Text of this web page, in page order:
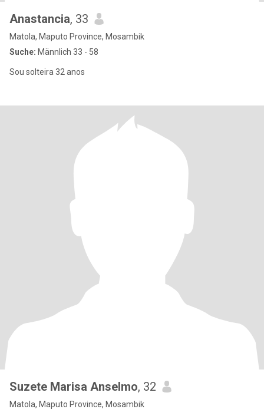
Anastancia, 33
Matola, Maputo Province, Mosambik
Suche: Männlich 33 - 58
Sou solteira 32 anos
Suzete Marisa Anselmo, 32
Matola, Maputo Province, Mosambik